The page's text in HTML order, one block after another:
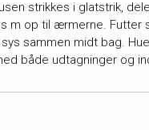
strikkes i glatstrik,
m op til ærmerne. Futter
sammen midt bag.
både udtagninger og